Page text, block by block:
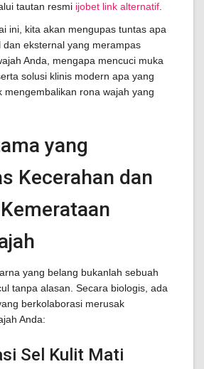
tautan resmi ijobet link alternatif
ini, kita akan mengupas tuntas apa
eksternal yang merampas
Anda, mengapa mencuci muka
solusi klinis modern apa yang
mengembalikan rona wajah yang
yang
Kecerahan dan
yang belang bukanlah sebuah
tanpa alasan. Secara biologis, ada
berkolaborasi merusak
Anda:
Sel Kulit Mati